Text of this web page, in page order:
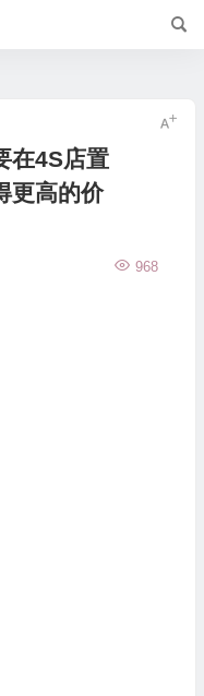
在4S店置
更高的价
968